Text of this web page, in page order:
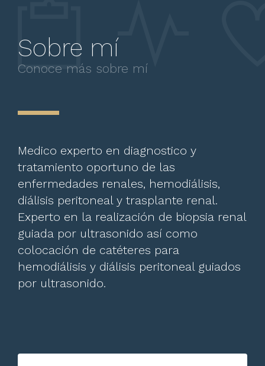
Sobre mí
Conoce más sobre mí
Medico experto en diagnostico y
tratamiento oportuno de las
enfermedades renales, hemodiálisis,
diálisis peritoneal y trasplante renal.
Experto en la realización de biopsia renal
guiada por ultrasonido así como
colocación de catéteres para
hemodiálisis y diálisis peritoneal guiados
por ultrasonido.